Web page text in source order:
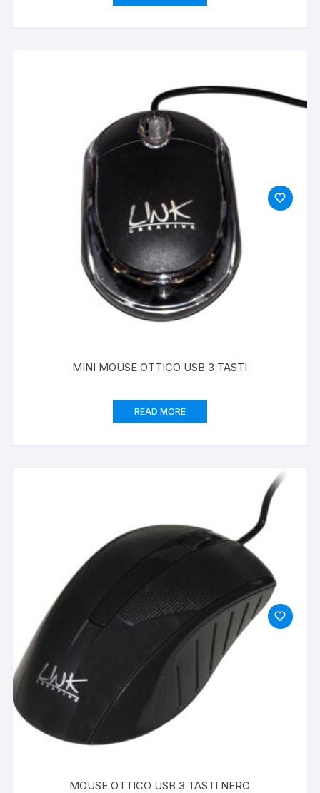
MINI MOUSE OTTICO USB 3 TASTI
READ MORE
MOUSE OTTICO USB 3 TASTI NERO